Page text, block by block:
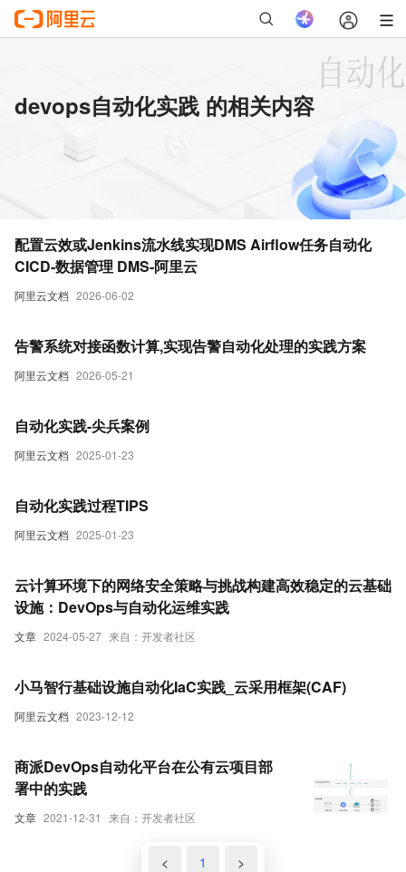
devops自动化实践 的相关内容
阿里云文档 2026-06-02
配置云效或Jenkins流水线实现DMS Airflow任务自动化
CICD-数据管理 DMS-阿里云
阿里云文档 2026-05-21
告警系统对接函数计算,实现告警自动化处理的实践方案
阿里云文档 2025-01-23
自动化实践-尖兵案例
阿里云文档 2025-01-23
自动化实践过程TIPS
文章 2024-05-27 来自：开发者社区
云计算环境下的网络安全策略与挑战构建高效稳定的云基础
设施：DevOps与自动化运维实践
阿里云文档 2023-12-12
小马智行基础设施自动化IaC实践_云采用框架(CAF)
文章 2021-12-31 来自：开发者社区
商派DevOps自动化平台在公有云项目部
署中的实践
< 1 >